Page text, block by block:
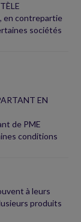
en contrepartie
sociétés
EN
de PME
conditions
à leurs
produits